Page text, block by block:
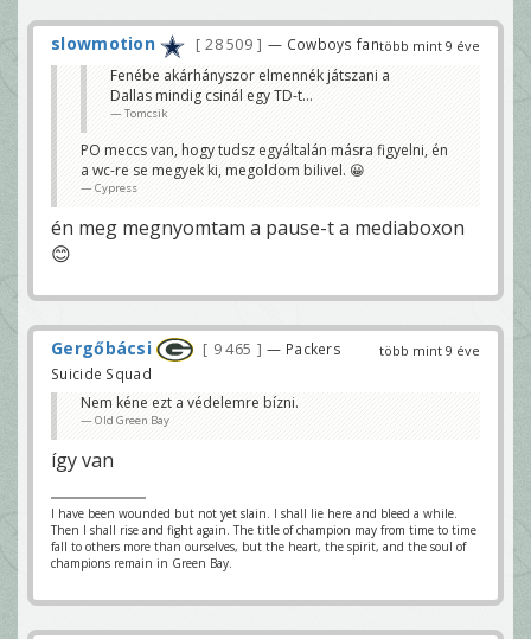
több mint 9 éve
slowmotion 28 509 — Cowboys fan
Fenébe akárhányszor elmennék játszani a
Dallas mindig csinál egy TD-t...
Tomcsik
PO meccs van, hogy tudsz egyáltalán másra figyelni, én
a wc-re se megyek ki, megoldom bilivel. 😀
Cypress
én meg megnyomtam a pause-t a mediaboxon
😊
több mint 9 éve
Gergőbácsi 9 465
— Packers
Suicide Squad
Nem kéne ezt a védelemre bízni.
Old Green Bay
így van
I have been wounded but not yet slain. I shall lie here and bleed a while.
Then I shall rise and fight again. The title of champion may from time to time
fall to others more than ourselves, but the heart, the spirit, and the soul of
champions remain in Green Bay.